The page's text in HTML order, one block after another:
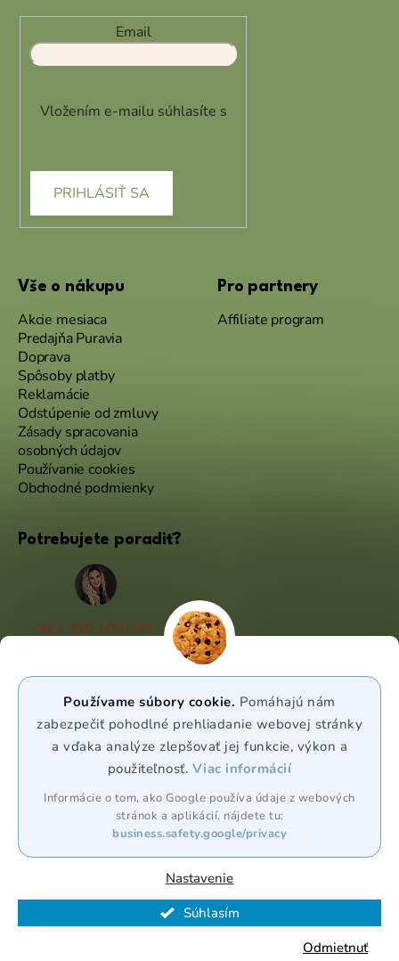
Používame súbory cookie. Pomáhajú nám
zabezpečiť pohodlné prehliadanie webovej stránky
a vďaka analýze zlepšovať jej funkcie, výkon a
použiteľnosť. Viac informácií
Informácie o tom, ako Google používa údaje z webových
stránok a aplikácií, nájdete tu:
business.safety.google/privacy
Nastavenie
Odmietnuť
Súhlasím
Email
Vložením e-mailu súhlasíte s
PRIHLÁSIŤ SA
Vše o nákupu
Akcie mesiaca
Predajňa Puravia
Doprava
Spôsoby platby
Reklamácie
Odstúpenie od zmluvy
Zásady spracovania
osobných údajov
Používanie cookies
Obchodné podmienky
Pro partnery
Affiliate program
Potrebujete poradiť?
+421 950 105 034
WhatsApp
Sledujte nás
Vytvoril Shoptet Premium